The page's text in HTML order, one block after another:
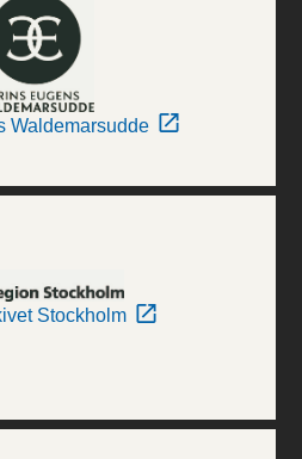
Waldemarsudde
Stockholm